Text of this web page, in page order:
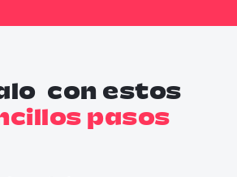
con estos
pasos